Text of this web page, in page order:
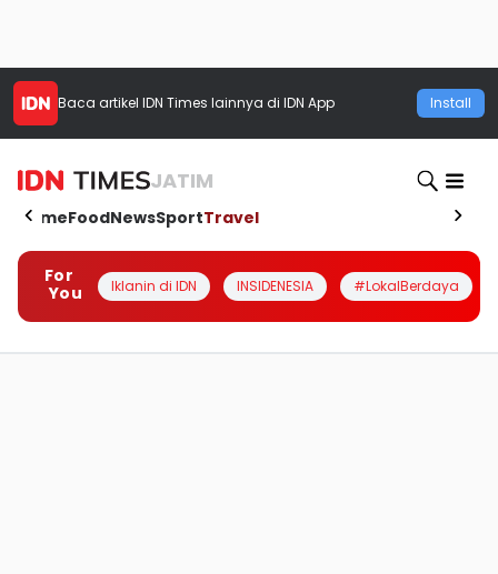
Baca artikel IDN Times lainnya di IDN App Install
JATIM
HomeFoodNewsSportTravel
For
You
Iklanin di IDN INSIDENESIA #LokalBerdaya